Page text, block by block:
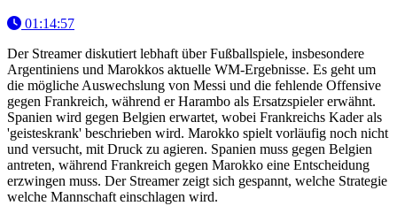
01:14:57
Der Streamer diskutiert lebhaft über Fußballspiele, insbesondere
Argentiniens und Marokkos aktuelle WM-Ergebnisse. Es geht um
die mögliche Auswechslung von Messi und die fehlende Offensive
gegen Frankreich, während er Harambo als Ersatzspieler erwähnt.
Spanien wird gegen Belgien erwartet, wobei Frankreichs Kader als
'geisteskrank' beschrieben wird. Marokko spielt vorläufig noch nicht
und versucht, mit Druck zu agieren. Spanien muss gegen Belgien
antreten, während Frankreich gegen Marokko eine Entscheidung
erzwingen muss. Der Streamer zeigt sich gespannt, welche Strategie
welche Mannschaft einschlagen wird.